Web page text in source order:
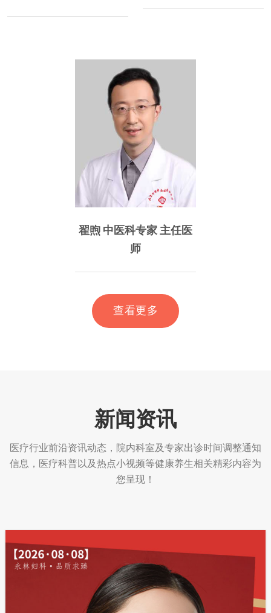
翟煦 中医科专家 主任医
师
查看更多
新闻资讯
医疗行业前沿资讯动态，院内科室及专家出诊时间调整通知
信息，医疗科普以及热点小视频等健康养生相关精彩内容为
您呈现！